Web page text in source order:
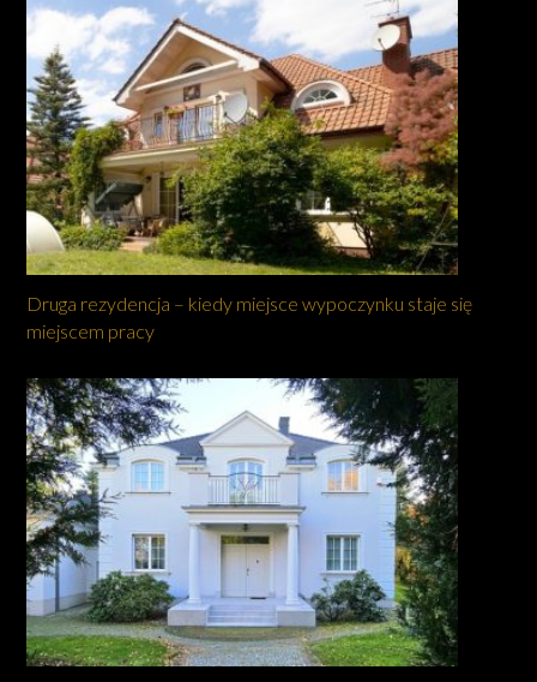
Druga rezydencja – kiedy miejsce wypoczynku staje się
miejscem pracy